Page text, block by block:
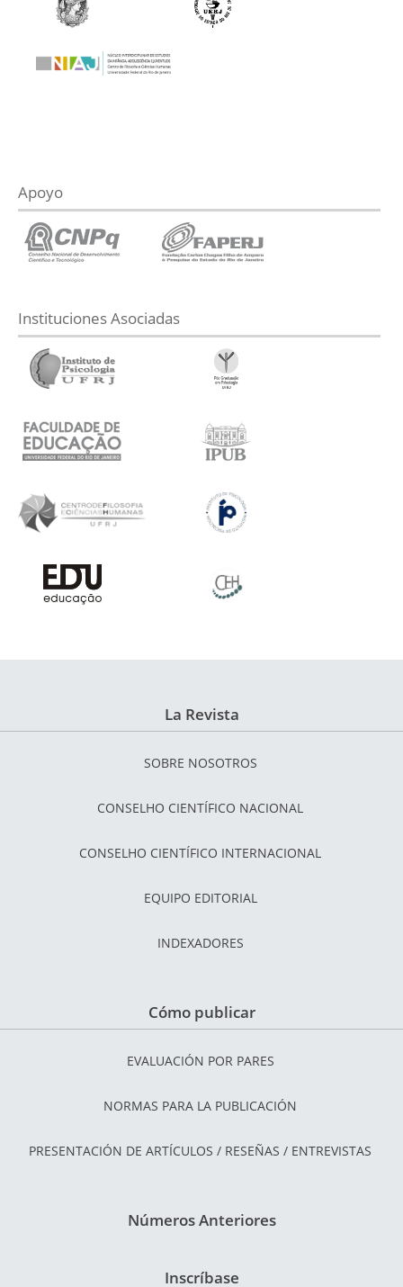
Apoyo
Instituciones Asociadas
La Revista
SOBRE NOSOTROS
CONSELHO CIENTÍFICO NACIONAL
CONSELHO CIENTÍFICO INTERNACIONAL
EQUIPO EDITORIAL
INDEXADORES
Cómo publicar
EVALUACIÓN POR PARES
NORMAS PARA LA PUBLICACIÓN
PRESENTACIÓN DE ARTÍCULOS / RESEÑAS / ENTREVISTAS
Números Anteriores
Inscríbase